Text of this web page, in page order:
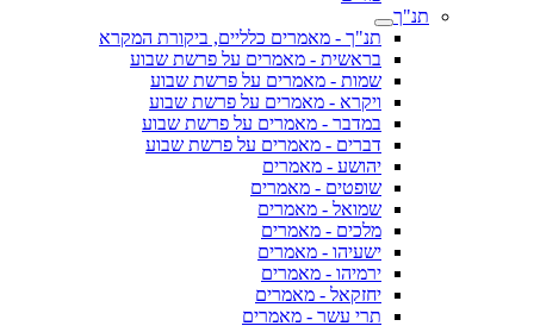
תנ"ך
תנ"ך - מאמרים כלליים, ביקורת המקרא
בראשית - מאמרים על פרשת שבוע
שמות - מאמרים על פרשת שבוע
ויקרא - מאמרים על פרשת שבוע
במדבר - מאמרים על פרשת שבוע
דברים - מאמרים על פרשת שבוע
יהושע - מאמרים
שופטים - מאמרים
שמואל - מאמרים
מלכים - מאמרים
ישעיהו - מאמרים
ירמיהו - מאמרים
יחזקאל - מאמרים
תרי עשר - מאמרים